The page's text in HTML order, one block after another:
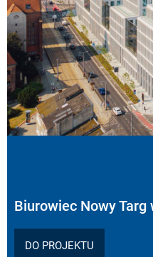
Biurowiec Nowy Targ
DO PROJEKTU